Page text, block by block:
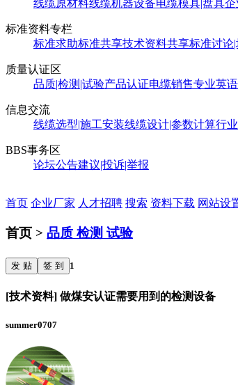
线缆原材料线缆机器设备电缆模具|盘具企
标准资料专栏
标准求助标准共享技术资料共享标准讨论
质量认证区
品质|检测|试验产品认证电缆销售专业英
信息交流
线缆选型|施工安装线缆设计|参数计算行
BBS事务区
论坛公告建议|投诉|举报
首页 企业厂家 人才招聘 搜索 资料下载 网站设
首页 > 品质 检测 试验
发 贴 签 到 1
[技术资料] 做煤安认证需要用到的检测设备
summer0707